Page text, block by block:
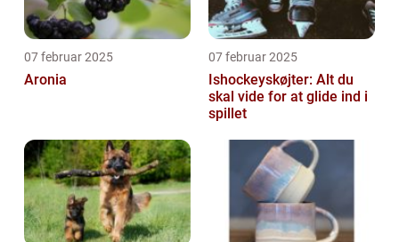
07 februar 2025
Aronia
07 februar 2025
Ishockeyskøjter: Alt du
skal vide for at glide ind i
spillet